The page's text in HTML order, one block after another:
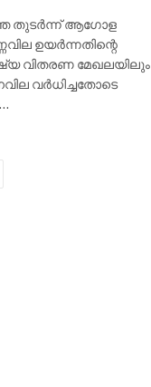
തുടർന്ന് ആഗോള
ഉയർന്നതിന്റെ
വിതരണ മേഖലയിലും
വർധിച്ചതോടെ